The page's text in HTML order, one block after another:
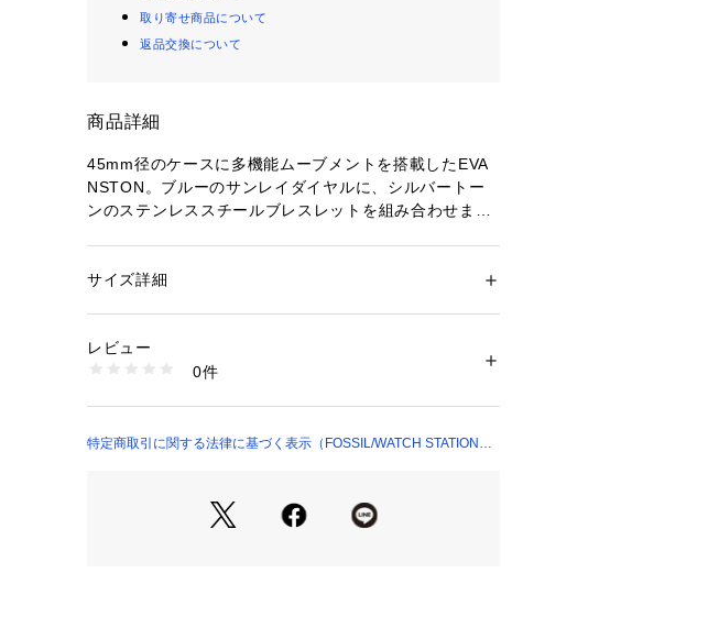
取り寄せ商品について
返品交換について
商品詳細
45mm径のケースに多機能ムーブメントを搭載したEVA
NSTON。ブルーのサンレイダイヤルに、シルバートー
ンのステンレススチールブレスレットを組み合わせまし
防水： 5 ATM 保証：2年間
ケース径45㎜、バンド幅22㎜、ミネラルクリスタル、ク
コレクション名：Evanston
性別：メンズ
商品番号：
BQ2610 （ショップ）
サイズ詳細
レビュー
0件
特定商取引に関する法律に基づく表示（FOSSIL/WATCH STATION